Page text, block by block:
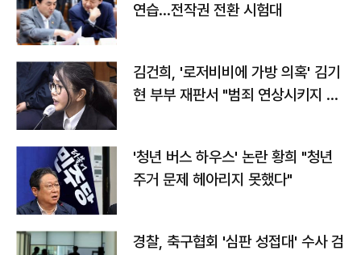
연습…전작권 전환 시험대
김건희, '로저비비에 가방 의혹' 김기
현 부부 재판서 "범죄 연상시키지 말
'청년 버스 하우스' 논란 황희 "청년
주거 문제 헤아리지 못했다"
경찰, 축구협회 '심판 성접대' 수사 검